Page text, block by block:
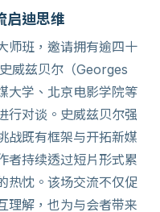
启迪思维
师班，邀请拥有逾四十
威兹贝尔（Georges
大学、北京电影学院等
行对谈。史威兹贝尔强
战既有框架与开拓新媒
者持续透过短片形式累
热忱。该场交流不仅促
理解，也为与会者带来